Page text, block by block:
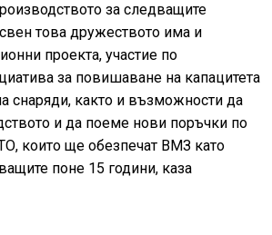
за следващите
това дружеството има и
проекта, участие по
за повишаване на капацитета
снаряди, както и възможности да
и да поеме нови поръчки по
които ще обезпечат ВМЗ като
поне 15 години, каза